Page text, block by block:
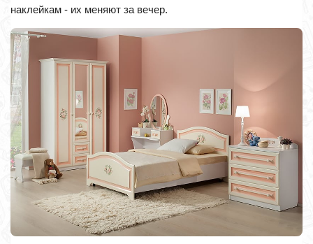
наклейкам - их меняют за вечер.